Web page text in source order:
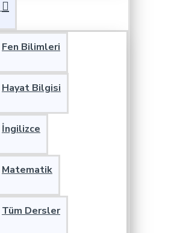
Fen Bilimleri
Hayat Bilgisi
İngilizce
Matematik
Tüm Dersler